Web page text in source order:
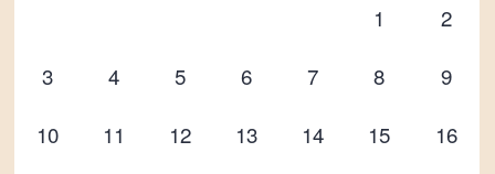
1
2
3
4 5 6 7 8
9
10
11 12 13 14 15
16